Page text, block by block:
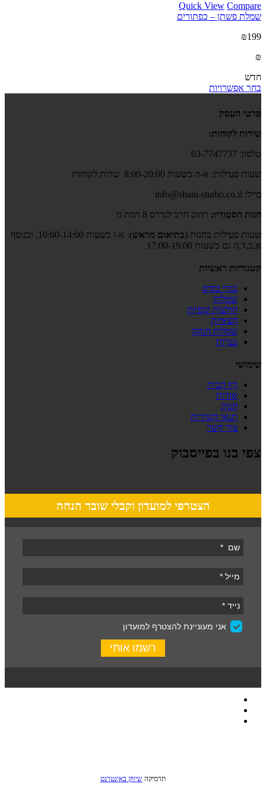
Quick View Compare
שמלת פשתן – כפתורים
₪199
₪
חדש
בחר אפשרויות
פרטי העסק
שירות לקוחות:
טלפון: 03-7747737
שעות פעילות: א-ה בשעות 8:00-20:00 שרות לקוחות
מייל: info@shani-studio.co.il
חנות הסטודיו: רחוב הרב לנדרס 8 רמת גן
שעות פעילות בחנות (בתיאום מראש
): א-ו בשעות 10:00-14:00, ובנוסף
א,ב,ד,ה גם בשעות 17:00-19:00
קטגוריות ראשיות
בגדי בסיס
שמלות
חולצות וגופיות
חצאיות
שמלות הנקה
נערות
שימושי
דף הבית
אודות
חנות
תנאי השירות
צור קשר
צפי בנו בפייסבוק
הצטרפי למועדון וקבלי שובר הנחה
תרמיקה שיווק באינטרנט